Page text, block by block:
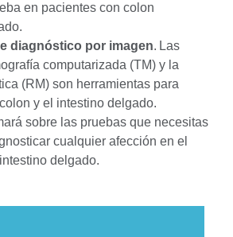
en pacientes con colon
diagnóstico por imagen. Las
computarizada (TM) y la
(RM) son herramientas para
y el intestino delgado.
sobre las pruebas que necesitas
cualquier afección en el
delgado.